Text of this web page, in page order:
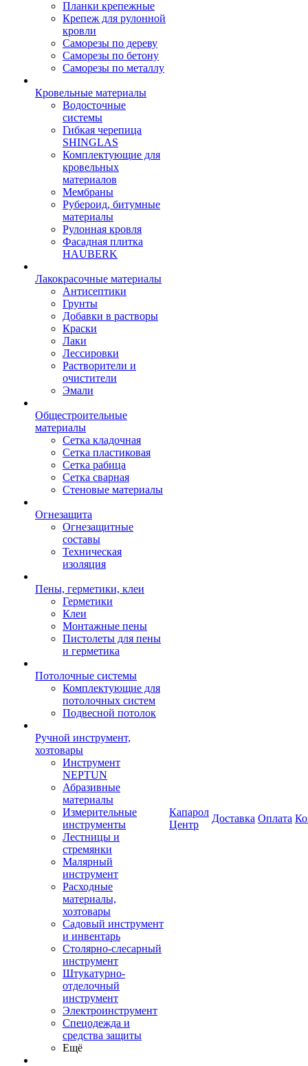
Планки крепежные
Крепеж для рулонной
кровли
Саморезы по дереву
Саморезы по бетону
Саморезы по металлу
Кровельные материалы
Водосточные
системы
Гибкая черепица
SHINGLAS
Комплектующие для
кровельных
материалов
Мембраны
Рубероид, битумные
материалы
Рулонная кровля
Фасадная плитка
HAUBERK
Лакокрасочные материалы
Антисептики
Грунты
Добавки в растворы
Краски
Лаки
Лессировки
Растворители и
очистители
Эмали
Общестроительные
материалы
Сетка кладочная
Сетка пластиковая
Сетка рабица
Сетка сварная
Стеновые материалы
Огнезащита
Огнезащитные
составы
Техническая
изоляция
Пены, герметики, клеи
Герметики
Клеи
Монтажные пены
Пистолеты для пены
и герметика
Потолочные системы
Комплектующие для
потолочных систем
Подвесной потолок
Ручной инструмент,
хозтовары
Инструмент
NEPTUN
Абразивные
материалы
Измерительные
инструменты
Лестницы и
стремянки
Малярный
инструмент
Расходные
материалы,
хозтовары
Садовый инструмент
и инвентарь
Столярно-слесарный
инструмент
Штукатурно-
отделочный
инструмент
Электроинструмент
Спецодежда и
средства защиты
Ещё
Капарол
Центр
Доставка Оплата